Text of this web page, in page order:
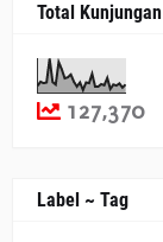
Total Kunjungan
127,370
Label ~ Tag